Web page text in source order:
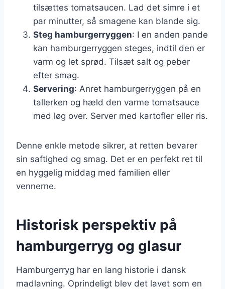
tilsættes tomatsaucen. Lad det simre i et
par minutter, så smagene kan blande sig.
Steg hamburgerryggen: I en anden pande
kan hamburgerryggen steges, indtil den er
varm og let sprød. Tilsæt salt og peber
efter smag.
Servering: Anret hamburgerryggen på en
tallerken og hæld den varme tomatsauce
med løg over. Server med kartofler eller ris.
Denne enkle metode sikrer, at retten bevarer
sin saftighed og smag. Det er en perfekt ret til
en hyggelig middag med familien eller
vennerne.
Historisk perspektiv på
hamburgerryg og glasur
Hamburgerryg har en lang historie i dansk
madlavning. Oprindeligt blev det lavet som en